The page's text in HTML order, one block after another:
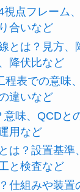
視点フレーム
合いなど
とは？見方、
降伏比など
程表での意味
違いなど
意味、QCDと
用など
は？設置基準
と検査など
仕組みや装置